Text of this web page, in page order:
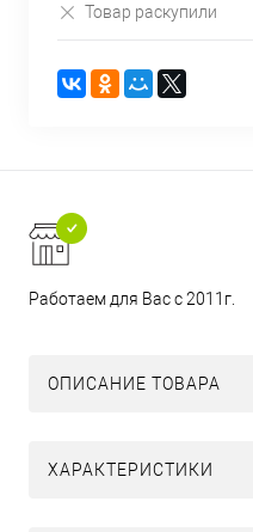
Товар раскупили
Работаем для Вас с 2011г.
ОПИСАНИЕ ТОВАРА
ХАРАКТЕРИСТИКИ